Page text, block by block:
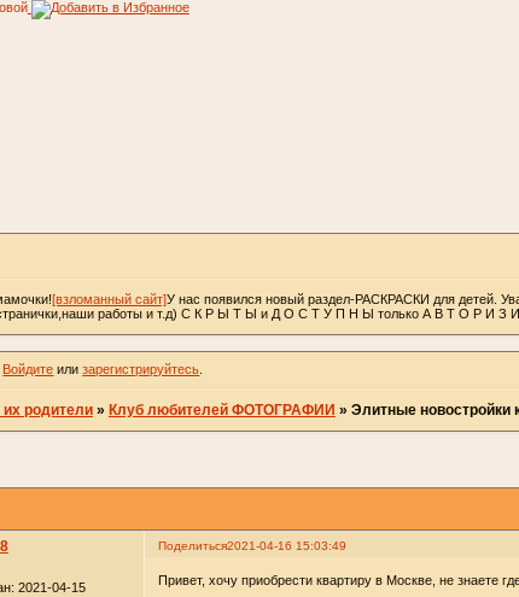
[взломанный сайт]У нас появился новый раздел-РАСКРАСКИ для детей.
работы и т.д) С К Р Ы Т Ы и Д О С Т У П Н Ы только А В Т О Р И
Войдите илизарегистрируйтесь
их родители » Клуб любителей ФОТОГРАФИИ » Элитные новостройки
Поделиться2021-04-16 15:03:49
: 2021-04-15
Привет, хочу приобрести квартиру в Москве, не знаете